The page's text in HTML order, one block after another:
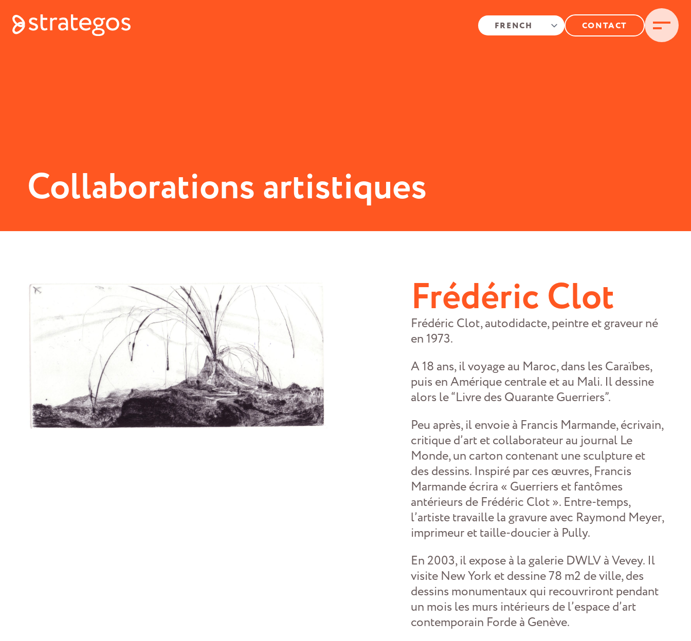
CONTACT
Collaborations artistiques
Frédéric Clot
Frédéric Clot, autodidacte, peintre et graveur né
en 1973.
A 18 ans, il voyage au Maroc, dans les Caraïbes,
puis en Amérique centrale et au Mali. Il dessine
alors le “Livre des Quarante Guerriers”.
Peu après, il envoie à Francis Marmande, écrivain,
critique d’art et collaborateur au journal Le
Monde, un carton contenant une sculpture et
des dessins. Inspiré par ces œuvres, Francis
Marmande écrira « Guerriers et fantômes
antérieurs de Frédéric Clot ». Entre-temps,
l’artiste travaille la gravure avec Raymond Meyer,
imprimeur et taille-doucier à Pully.
En 2003, il expose à la galerie DWLV à Vevey. Il
visite New York et dessine 78 m2 de ville, des
dessins monumentaux qui recouvriront pendant
un mois les murs intérieurs de l’espace d’art
contemporain Forde à Genève.